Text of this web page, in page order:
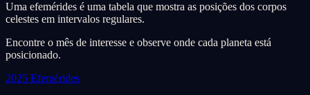
Uma efemérides é uma tabela que mostra as posições dos corpos
celestes em intervalos regulares.
Encontre o mês de interesse e observe onde cada planeta está
posicionado.
2025 Efemérides